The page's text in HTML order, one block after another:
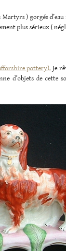
) gorgés d’eau
plus sérieux (
pottery). Je
d’objets de cette